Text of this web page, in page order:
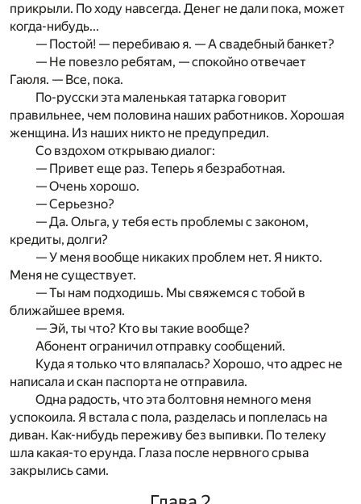
прикрыли. По ходу навсегда. Денег не дали пока, может
когда-нибудь...
— Постой! — перебиваю я. — А свадебный банкет?
— Не повезло ребятам, — спокойно отвечает
Гаюля. — Все, пока.
По-русски эта маленькая татарка говорит
правильнее, чем половина наших работников. Хорошая
женщина. Из наших никто не предупредил.
Со вздохом открываю диалог:
— Привет еще раз. Теперь я безработная.
— Очень хорошо.
— Серьезно?
— Да. Ольга, у тебя есть проблемы с законом,
кредиты, долги?
— У меня вообще никаких проблем нет. Я никто.
Меня не существует.
— Ты нам подходишь. Мы свяжемся с тобой в
ближайшее время.
— Эй, ты что? Кто вы такие вообще?
Абонент ограничил отправку сообщений.
Куда я только что вляпалась? Хорошо, что адрес не
написала и скан паспорта не отправила.
Одна радость, что эта болтовня немного меня
успокоила. Я встала с пола, разделась и поплелась на
диван. Как-нибудь переживу без выпивки. По телеку
шла какая-то ерунда. Глаза после нервного срыва
закрылись сами.